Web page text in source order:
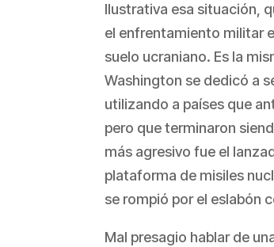
Ilustrativa esa situación,
el enfrentamiento militar
suelo ucraniano. Es la
Washington se dedicó a
utilizando a países que
pero que terminaron
más agresivo fue el
plataforma de misiles
se rompió por el eslabón
Mal presagio hablar de